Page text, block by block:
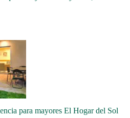
para mayores El Hogar del Sol